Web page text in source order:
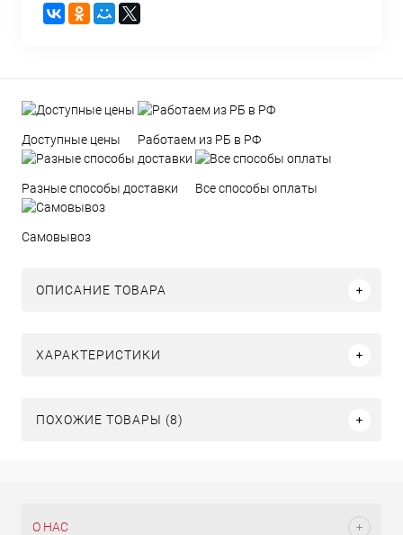
Доступные цены Работаем из РБ в РФ
Разные способы доставки Все способы оплаты
Самовывоз
ОПИСАНИЕ ТОВАРА
ХАРАКТЕРИСТИКИ
ПОХОЖИЕ ТОВАРЫ (8)
О НАС